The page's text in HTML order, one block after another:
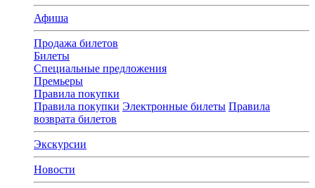
Афиша
Продажа билетов
Билеты
Специальные предложения
Премьеры
Правила покупки
Правила покупки Электронные билеты Правила
возврата билетов
Экскурсии
Новости